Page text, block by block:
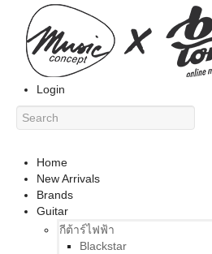
Login
Home
New Arrivals
Brands
Guitar
กีต้าร์ไฟฟ้า
Blackstar